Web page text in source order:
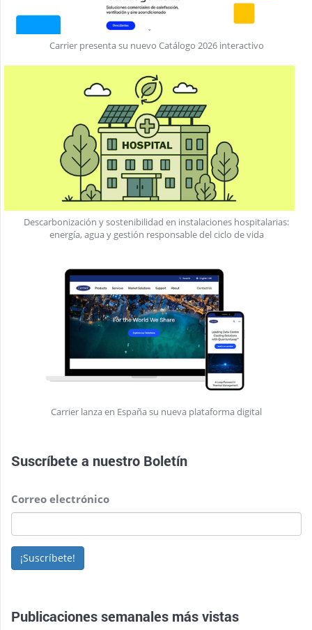
Carrier presenta su nuevo Catálogo 2026 interactivo
Descarbonización y sostenibilidad en instalaciones hospitalarias:
energía, agua y gestión responsable del ciclo de vida
Carrier lanza en España su nueva plataforma digital
Suscríbete a nuestro Boletín
Correo electrónico
¡Suscríbete!
Publicaciones semanales más vistas